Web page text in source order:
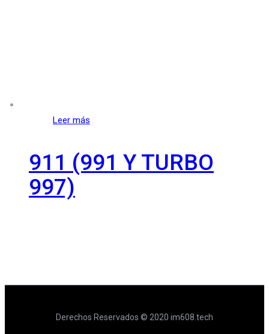
Leer más
911 (991 Y TURBO
997)
Derechos Reservados © 2020 im608.tech